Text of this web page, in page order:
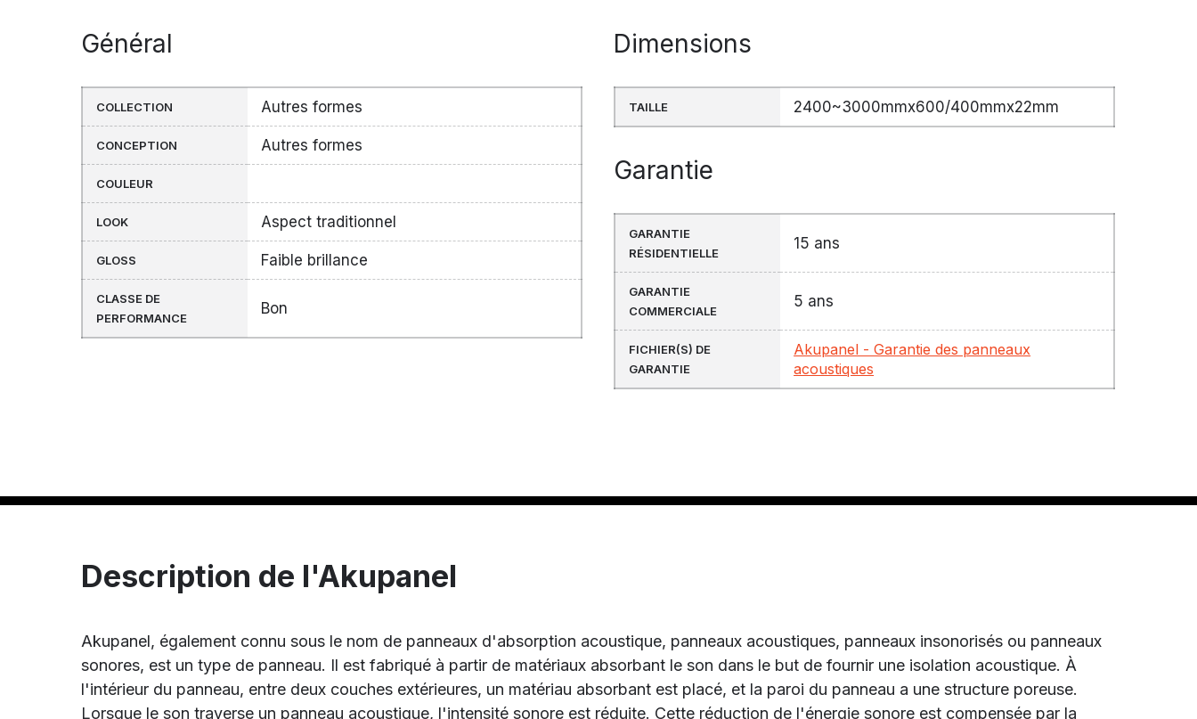
Général
COLLECTION Autres formes
CONCEPTION Autres formes
COULEUR
LOOK Aspect traditionnel
GLOSS Faible brillance
CLASSE DE
PERFORMANCE
Bon
Dimensions
TAILLE 2400~3000mmx600/400mmx22mm
Garantie
GARANTIE
RÉSIDENTIELLE
15 ans
GARANTIE
COMMERCIALE
5 ans
FICHIER(S) DE
GARANTIE
Akupanel - Garantie des panneaux
acoustiques
Description de l'Akupanel
Akupanel, également connu sous le nom de panneaux d'absorption acoustique, panneaux acoustiques, panneaux insonorisés ou panneaux
sonores, est un type de panneau. Il est fabriqué à partir de matériaux absorbant le son dans le but de fournir une isolation acoustique. À
l'intérieur du panneau, entre deux couches extérieures, un matériau absorbant est placé, et la paroi du panneau a une structure poreuse.
Lorsque le son traverse un panneau acoustique, l'intensité sonore est réduite. Cette réduction de l'énergie sonore est compensée par la